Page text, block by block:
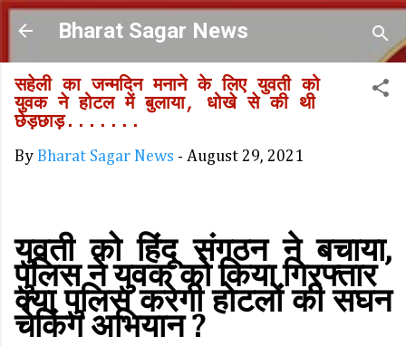
Skip to main content
Bharat Sagar News
सहेली का जन्मदिन मनाने के लिए युवती को
युवक ने होटल में बुलाया, धोखे से की थी
छेड़छाड़.......
By Bharat Sagar News - August 29, 2021
युवती को हिंदू संगठन ने बचाया,
पुलिस ने युवक को किया गिरफ्तार
क्या पुलिस करेगी होटलों की सघन
चेकिंग अभियान ?